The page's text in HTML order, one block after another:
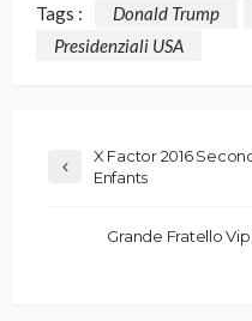
Tags : Donald Trump
Presidenziali USA
X Factor 2016
Enfants
Grande Fratello